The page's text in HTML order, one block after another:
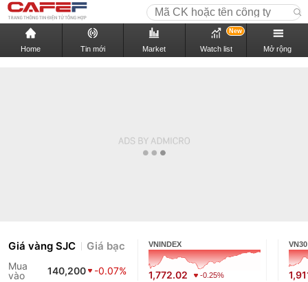
Home Tin mới Market Watch list
New
Mở rộng
Giá vàng SJC Giá bạc
Mua
vào
140,200
-0.07%
VNINDEX
1,772.02 -0.25%
VN30